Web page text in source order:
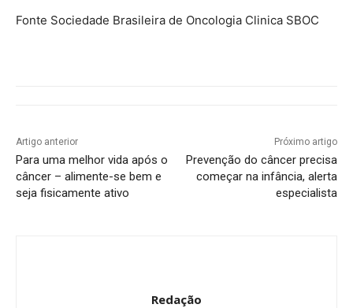
Fonte Sociedade Brasileira de Oncologia Clinica SBOC
Artigo anterior
Para uma melhor vida após o
câncer – alimente-se bem e
seja fisicamente ativo
Próximo artigo
Prevenção do câncer precisa
começar na infância, alerta
especialista
Redação